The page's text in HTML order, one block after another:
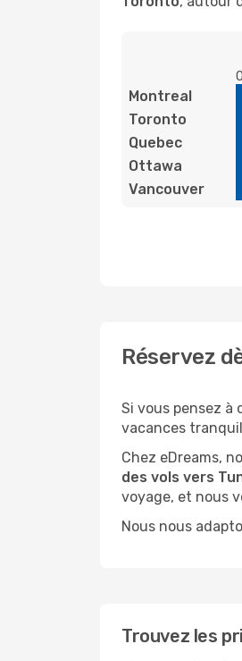
Montreal
Toronto
Quebec
Ottawa
Vancouver
Réservez
Si vous pensez à
vacances
Chez eDreams,
des vols vers
voyage, et nous
Nous nous
Trouvez les